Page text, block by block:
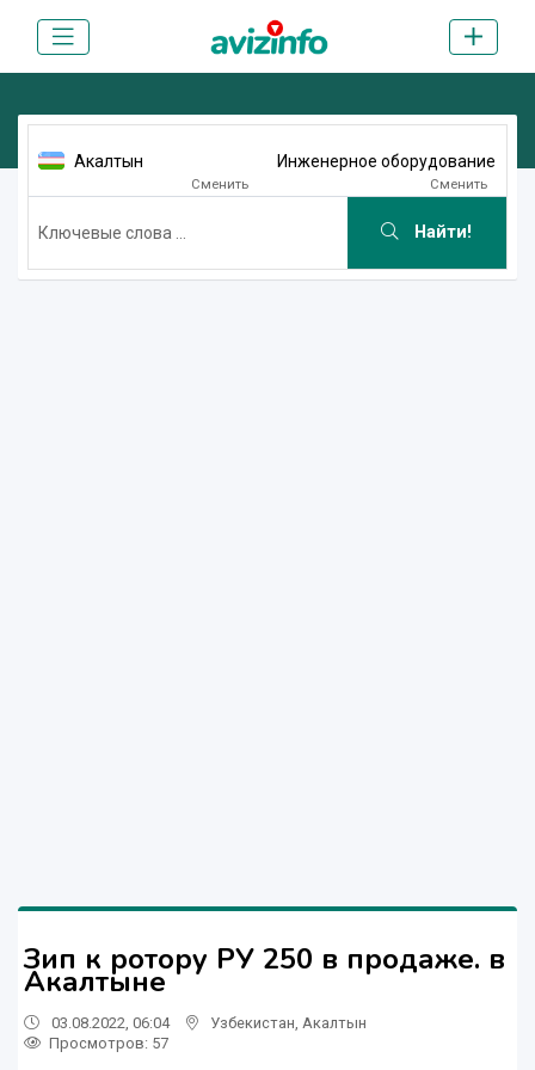
Акалтын
Сменить
Инженерное оборудование
Сменить
Найти!
Зип к ротору РУ 250 в продаже. в
Акалтыне
03.08.2022, 06:04 Узбекистан Акалтын
Просмотров: 57